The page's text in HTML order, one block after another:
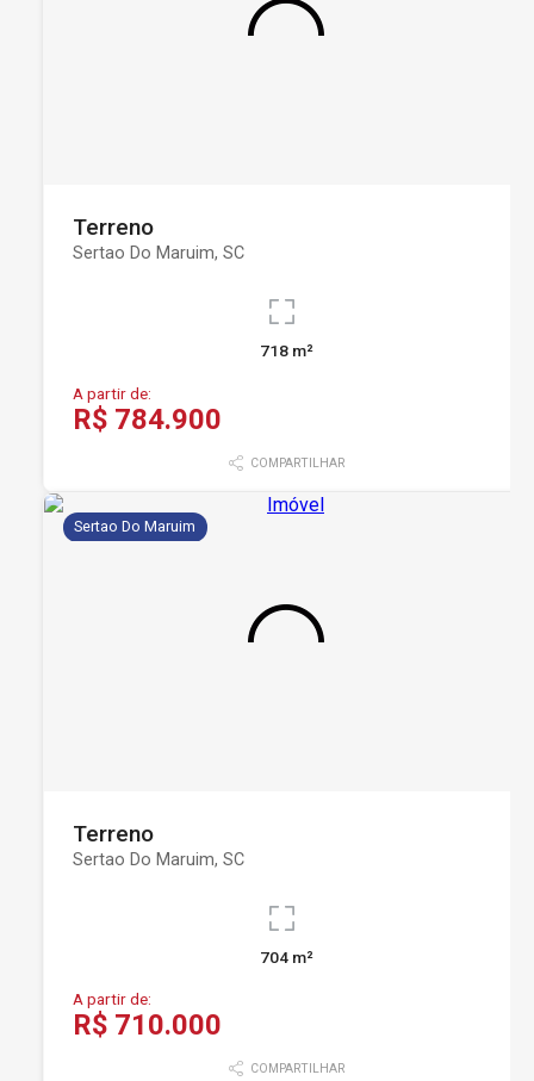
Terreno
Sertao Do Maruim, SC
718 m²
A partir de:
R$ 784.900
COMPARTILHAR
Sertao Do Maruim
Terreno
Sertao Do Maruim, SC
704 m²
A partir de:
R$ 710.000
COMPARTILHAR